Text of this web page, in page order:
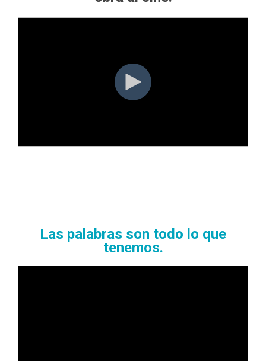
Las palabras son todo lo que
tenemos.